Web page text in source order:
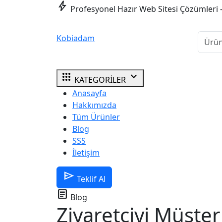
bolt Profesyonel Hazır Web Sitesi Çözümleri
Kobiadam
apps KATEGORİLER expand_more
Anasayfa
Hakkımızda
Tüm Ürünler
Blog
SSS
İletişim
send Teklif Al
article Blog
Ziyaretçiyi